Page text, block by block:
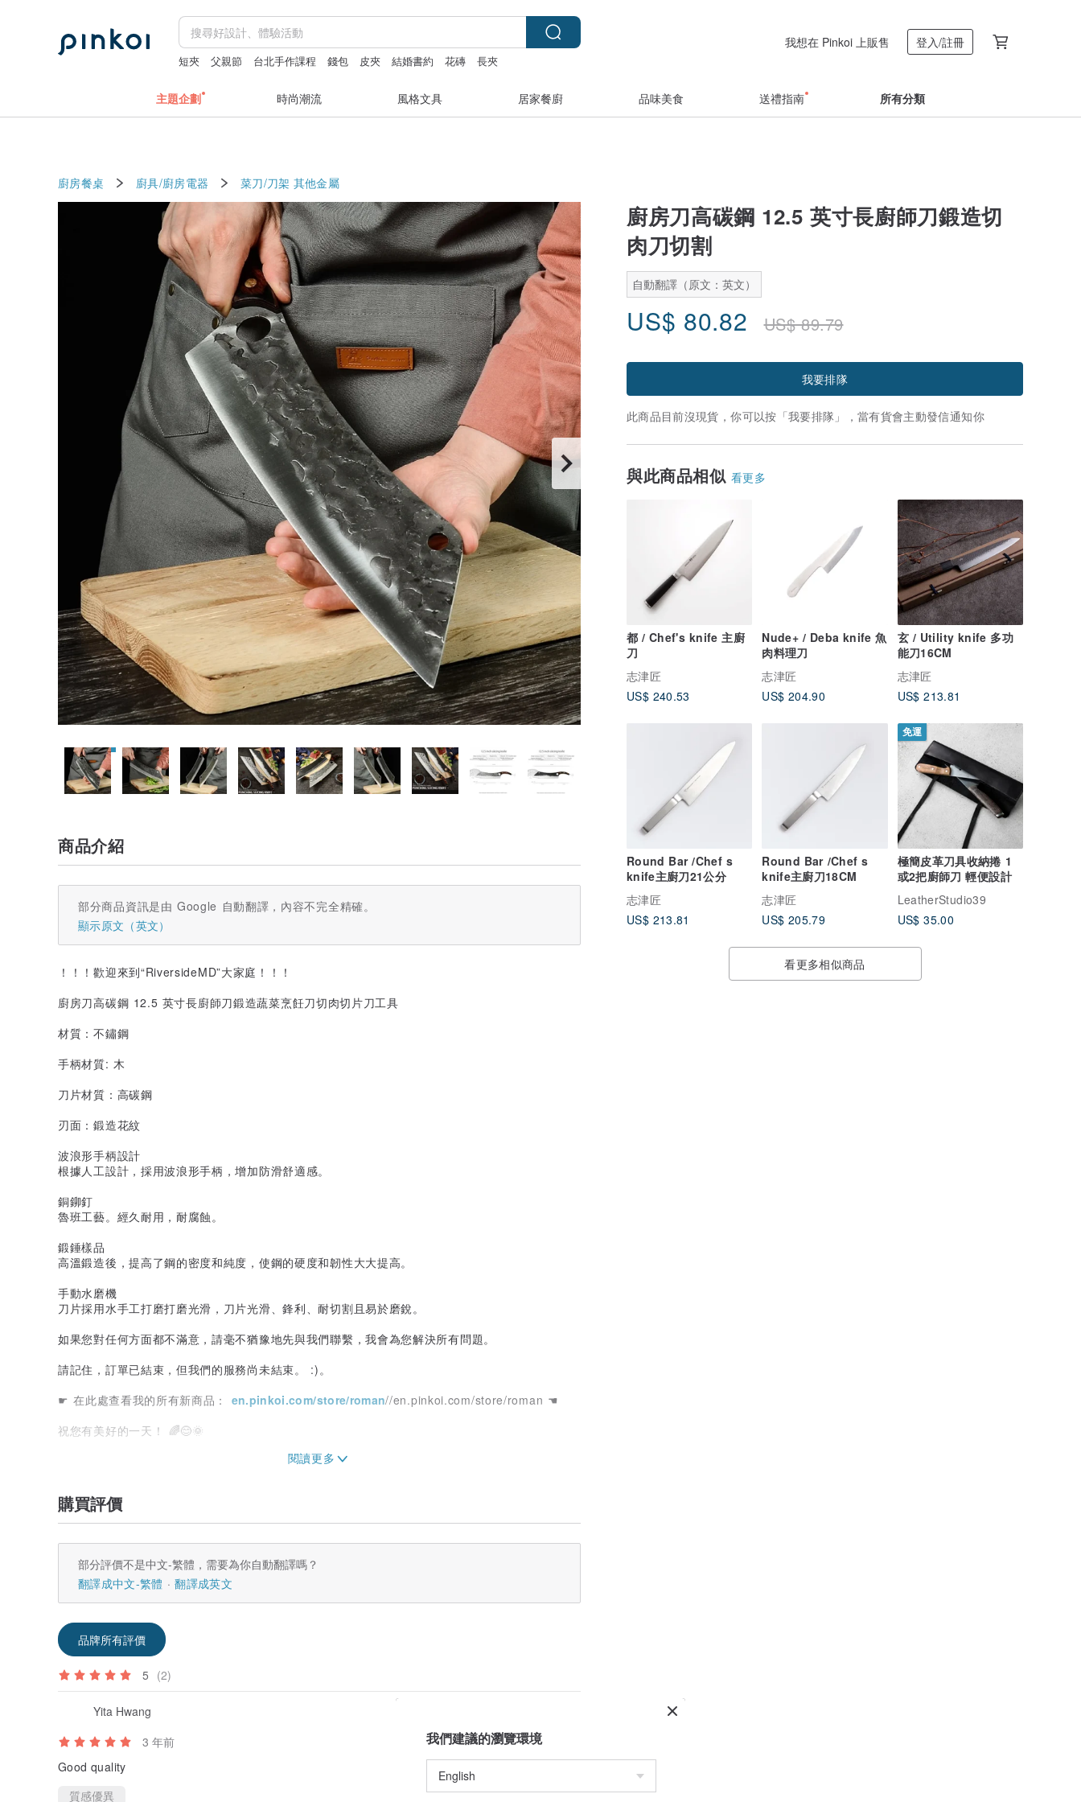
短夾 父親節 台北手作課程 錢包 皮夾 結婚書約 花磚 長夾
我想在 Pinkoi 上販售 登入/註冊
主題企劃 時尚潮流 風格文具 居家餐廚 品味美食 送禮指南 所有分類
廚房餐桌 廚具/廚房電器 菜刀/刀架 其他金屬
廚房刀高碳鋼 12.5 英寸長廚師刀鍛造切
肉刀切割
自動翻譯（原文：英文）
US$ 80.82 US$89.79
我要排隊
此商品目前沒現貨，你可以按「我要排隊」，當有貨會主動發信通知你
與此商品相似 看更多
都 / Chef's knife 主廚
刀
志津匠
US$ 240.53
Nude+ / Deba knife 魚
肉料理刀
志津匠
US$ 204.90
玄 / Utility knife 多功
能刀16CM
志津匠
US$ 213.81
Round Bar /Chef s
knife主廚刀21公分
志津匠
US$ 213.81
Round Bar /Chef s
knife主廚刀18CM
志津匠
US$ 205.79
免運
極簡皮革刀具收納捲 1
或2把廚師刀 輕便設計
LeatherStudio39
US$ 35.00
看更多相似商品
商品介紹
部分商品資訊是由 Google 自動翻譯，內容不完全精確。
顯示原文（英文）
！！！歡迎來到“RiversideMD”大家庭！！！
廚房刀高碳鋼 12.5 英寸長廚師刀鍛造蔬菜烹飪刀切肉切片刀工具
材質：不鏽鋼
手柄材質: 木
刀片材質：高碳鋼
刃面：鍛造花紋
波浪形手柄設計
根據人工設計，採用波浪形手柄，增加防滑舒適感。
銅鉚釘
魯班工藝。經久耐用，耐腐蝕。
鍛錘樣品
高溫鍛造後，提高了鋼的密度和純度，使鋼的硬度和韌性大大提高。
手動水磨機
刀片採用水手工打磨打磨光滑，刀片光滑、鋒利、耐切割且易於磨銳。
如果您對任何方面都不滿意，請毫不猶豫地先與我們聯繫，我會為您解決所有問題。
請記住，訂單已結束，但我們的服務尚未結束。 :)。
☛ 在此處查看我的所有新商品： en.pinkoi.com/store/roman//en.pinkoi.com/store/roman ☚
祝您有美好的一天！ 🌈😊🌞
.
.
.
.
.
.
父親節, 父親節禮物, 父親節禮物, 父親節禮物, 父親的禮物, 父親的禮物, 父親的禮物, 給爸爸的禮物,
給爸爸的禮物, 爸爸的禮物, 爸爸的禮物, 給爸爸的禮物, 給爸爸的禮物, 爸爸的禮物,給他的禮物，給
他的禮物，廚師刀，廚師刀，廚房刀，手工刀，廚師刀手工，廚房刀手工，大馬士革刀手工，手工廚
師刀，大馬士革廚師刀
購買評價
部分評價不是中文-繁體，需要為你自動翻譯嗎？
翻譯成中文-繁體
翻譯成英文
品牌所有評價
5 (2)
Yita Hwang
3 年前
Good quality
質感優異
我們建議的瀏覽環境